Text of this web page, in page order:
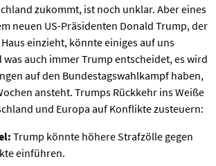
zukommt, ist noch unklar. Aber eines
neuen US-Präsidenten Donald Trump, der
einzieht, könnte einiges auf uns
auch immer Trump entscheidet, es wird
auf den Bundestagswahlkampf haben,
ansteht. Trumps Rückkehr ins Weiße
und Europa auf Konflikte zusteuern:
Trump könnte höhere Strafzölle gegen
einführen.